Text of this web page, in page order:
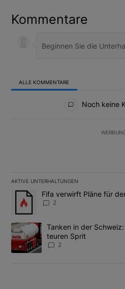
Kommentare
ALLE KOMMENTARE
Noch keine
AKTIVE UNTERHALTUNGEN
Das Folgende ist eine Liste der
Ein Trendartikel mit dem Titel
Fifa verwirft Pläne für
2
Ein Trendartikel mit dem Titel
Tanken in der
teuren Sprit
2